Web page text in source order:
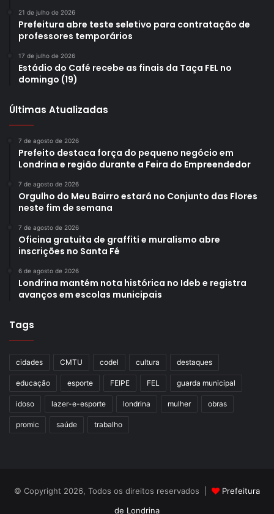
21 de julho de 2026
Prefeitura abre teste seletivo para contratação de
professores temporários
17 de julho de 2026
Estádio do Café recebe as finais da Taça FEL no
domingo (19)
Últimas Atualizadas
7 de agosto de 2026
Prefeito destaca força do pequeno negócio em
Londrina e região durante a Feira do Empreendedor
7 de agosto de 2026
Orgulho do Meu Bairro estará no Conjunto das Flores
neste fim de semana
7 de agosto de 2026
Oficina gratuita de graffiti e muralismo abre
inscrições no Santa Fé
6 de agosto de 2026
Londrina mantém nota histórica no Ideb e registra
avanços em escolas municipais
Tags
cidades CMTU codel cultura destaques
educação esporte FEIPE FEL guarda municipal
idoso lazer-e-esporte londrina mulher obras
promic saúde trabalho
© Copyright 2026, Todos os direitos reservados |
Prefeitura
de Londrina